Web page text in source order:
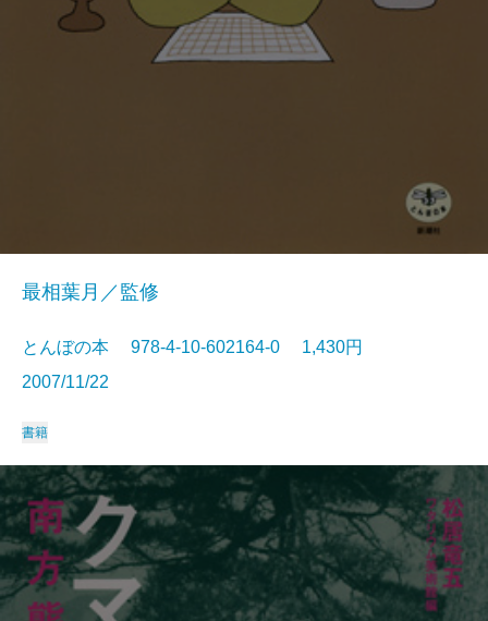
最相葉月／監修
とんぼの本 978-4-10-602164-0 1,430円
2007/11/22
書籍